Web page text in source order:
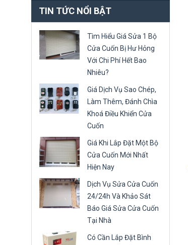
TIN TỨC NỔI BẬT
Tìm Hiểu Giá Sửa 1 Bộ
Cửa Cuốn Bị Hư Hỏng
Với Chi Phí Hết Bao
Nhiêu?
Giá Dịch Vụ Sao Chép,
Làm Thêm, Đánh Chìa
Khoá Điều Khiển Cửa
Cuốn
Giá Khi Lắp Đặt Một Bộ
Cửa Cuốn Mới Nhất
Hiện Nay
Dịch Vụ Sửa Cửa Cuốn
24/24h Và Khảo Sát
Báo Giá Sửa Cửa Cuốn
Tại Nhà
Có Cần Lắp Đặt Bình